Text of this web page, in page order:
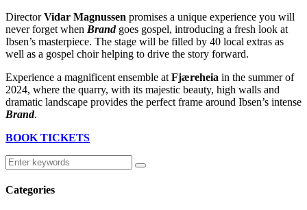
DirectorVidar Magnussen promises a unique experience you will
never forget when Brandgoes gospel, introducing a fresh look at
Ibsen’s masterpiece. The stage will be filled by 40 local extras as
well as a gospel choir helping to drive the story forward.
Experience a magnificent ensemble at Fjæreheia in the summer of
2024, where the quarry, with its majestic beauty, high walls and
dramatic landscape provides the perfect frame around Ibsen’s intense
Brand.
BOOK TICKETS
Categories